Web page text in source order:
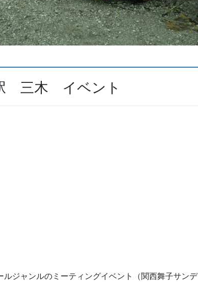
三木 イベント
ジャンルのミーティングイベント（関西舞子サンデ